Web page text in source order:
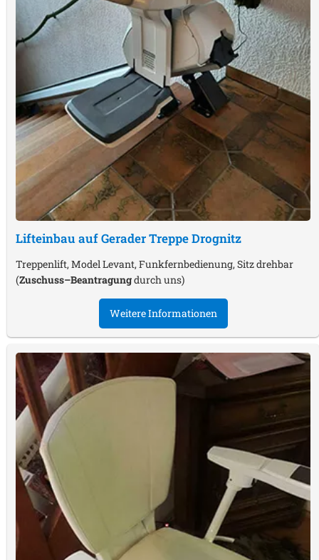
Lifteinbau auf Gerader TreppeDrognitz
Treppenlift, Model Levant, Funkfernbedienung, Sitz drehbar
(Zuschuss–Beantragungdurch uns)
Weitere Informationen